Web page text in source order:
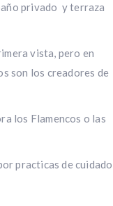
privado y terraza
vista, pero en
son los creadores de
los Flamencos o las
practicas de cuidado